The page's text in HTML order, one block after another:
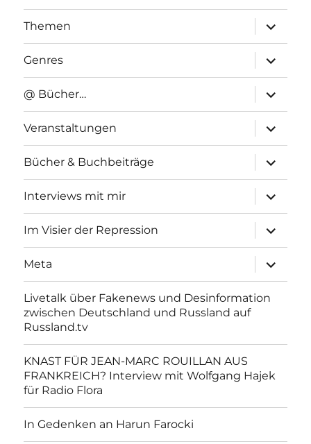
Themen
anzeigen
Genres
anzeigen
@ Bücher…
anzeigen
Veranstaltungen
anzeigen
Bücher & Buchbeiträge
anzeigen
Interviews mit mir
anzeigen
Im Visier der Repression
anzeigen
Meta
anzeigen
Livetalk über Fakenews und Desinformation
zwischen Deutschland und Russland auf
Russland.tv
KNAST FÜR JEAN-MARC ROUILLAN AUS
FRANKREICH? Interview mit Wolfgang Hajek
für Radio Flora
In Gedenken an Harun Farocki